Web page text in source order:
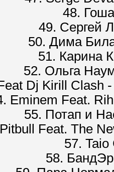
48.
49. Сергей
50. Дима
51. Карина
52. Ольга
Dj Kirill Clash
Eminem Feat.
55. Потап и
Feat. The
57.
58.